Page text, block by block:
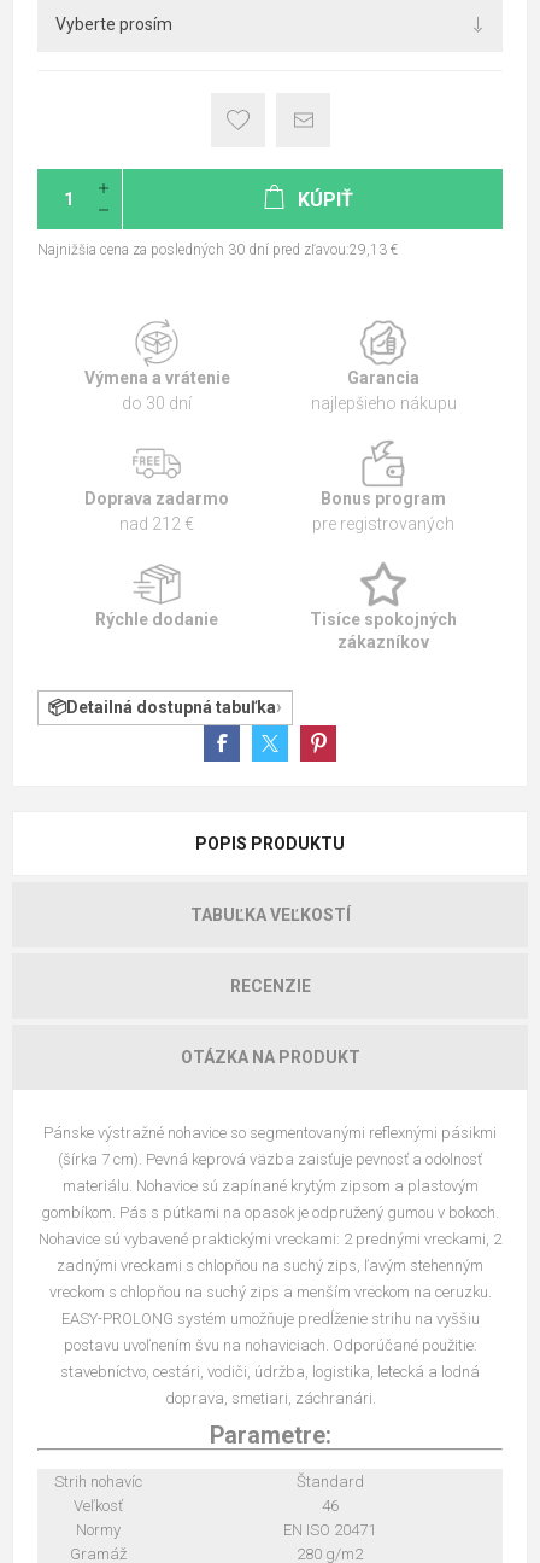
KÚPIŤ
Najnižšia cena za posledných 30 dní pred zľavou:29,13 €
Výmena a vrátenie
do 30 dní
Garancia
najlepšieho nákupu
Doprava zadarmo
nad 212 €
Bonus program
pre registrovaných
Rýchle dodanie
Tisíce spokojných
zákazníkov
Detailná dostupná tabuľka
POPIS PRODUKTU
TABUĽKA VEĽKOSTÍ
RECENZIE
OTÁZKA NA PRODUKT
Pánske výstražné nohavice so segmentovanými reflexnými pásikmi
(šírka 7 cm). Pevná keprová väzba zaisťuje pevnosť a odolnosť
materiálu. Nohavice sú zapínané krytým zipsom a plastovým
gombíkom. Pás s pútkami na opasok je odpružený gumou v bokoch.
Nohavice sú vybavené praktickými vreckami: 2 prednými vreckami, 2
zadnými vreckami s chlopňou na suchý zips, ľavým stehenným
vreckom s chlopňou na suchý zips a menším vreckom na ceruzku.
EASY-PROLONG systém umožňuje predĺženie strihu na vyššiu
postavu uvoľnením švu na nohaviciach. Odporúčané použitie:
stavebníctvo, cestári, vodiči, údržba, logistika, letecká a lodná
doprava, smetiari, záchranári.
Parametre:
Strih nohavíc
Štandard
Veľkosť
46
Normy
EN ISO 20471
Gramáž
280 g/m2